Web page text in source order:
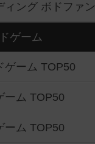
ィング ボドファン
ゲーム
ゲーム TOP50
ーム TOP50
ーム TOP50